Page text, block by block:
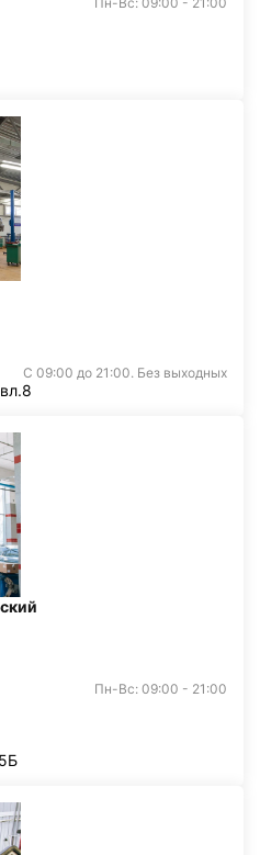
С 09:00 до 21:00. Без выходных
Пн-Вс: 09:00 - 21:00